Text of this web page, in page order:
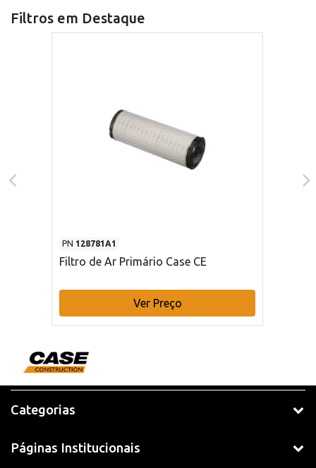
Filtros em Destaque
PN 128781A1
Filtro de Ar Primário Case CE
Ver Preço
Categorias
Páginas Institucionais